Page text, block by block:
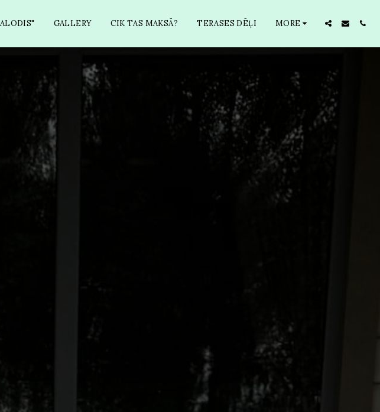
GALLERY CIK TAS MAKSĀ? TERASES DĒĻI MORE